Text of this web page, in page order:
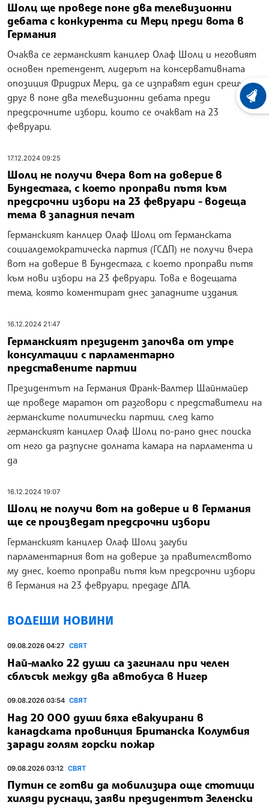
Шолц ще проведе поне два телевизионни
дебата с конкурента си Мерц преди вота в
Германия
Очаква се германският канцлер Олаф Шолц и неговият
основен претендент, лидерът на консервативната
опозиция Фридрих Мерц, да се изправят един срещу
друг в поне два телевизионни дебата преди
предсрочните избори, които се очакват на 23
февруари.
17.12.2024 09:25
Шолц не получи вчера вот на доверие в
Бундестага, с което проправи пътя към
предсрочни избори на 23 февруари - водеща
тема в западния печат
Германският канлцер Олаф Шолц от Германската
социалдемократическа партия (ГСДП) не получи вчера
вот на доверие в Бундестага, с което проправи пътя
към нови избори на 23 февруари. Това е водещата
тема, която коментират днес западните издания.
16.12.2024 21:47
Германският президент започва от утре
консултации с парламентарно
представените партии
Президентът на Германия Франк-Валтер Щайнмайер
ще проведе маратон от разговори с представители на
германските политически партии, след като
германският канцлер Олаф Шолц по-рано днес поиска
от него да разпусне долната камара на парламента и
да
16.12.2024 19:07
Шолц не получи вот на доверие и в Германия
ще се произведат предсрочни избори
Германският канцлер Олаф Шолц загуби
парламентарния вот на доверие за правителството
му днес, което проправи пътя към предсрочни избори
в Германия на 23 февруари, предаде ДПА.
ВОДЕЩИ НОВИНИ
09.08.2026 04:27 СВЯТ
Най-малко 22 души са загинали при челен
сблъсък между два автобуса в Нигер
09.08.2026 03:54 СВЯТ
Над 20 000 души бяха евакуирани в
канадската провинция Британска Колумбия
заради голям горски пожар
09.08.2026 03:12 СВЯТ
Путин се готви да мобилизира още стотици
хиляди руснаци, заяви президентът Зеленски